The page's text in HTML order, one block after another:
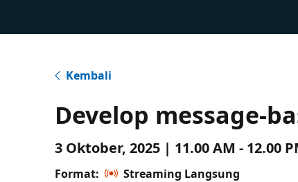
Kembali
Develop message-
3 Oktober, 2025 | 11.00 AM - 12.00
Format:
Streaming Langsung